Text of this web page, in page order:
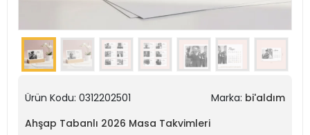
Ürün Kodu: 0312202501 Marka: bi'aldım
Ahşap Tabanlı 2026 Masa Takvimleri